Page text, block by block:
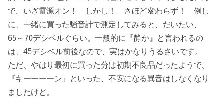
で、いざ電源オン！ しかし！ さほど変わらず！ 例し
に、一緒に買った騒音計で測定してみると、だいたい、
65～70デシベルぐらい。一般的に『静か』と言われるの
は、45デシベル前後なので、実はかなりうるさいです。
ただ、やはり最初に買った分は初期不良品だったようで、
『キーーーーン』といった、不安になる異音はしなくなり
ましたけど。